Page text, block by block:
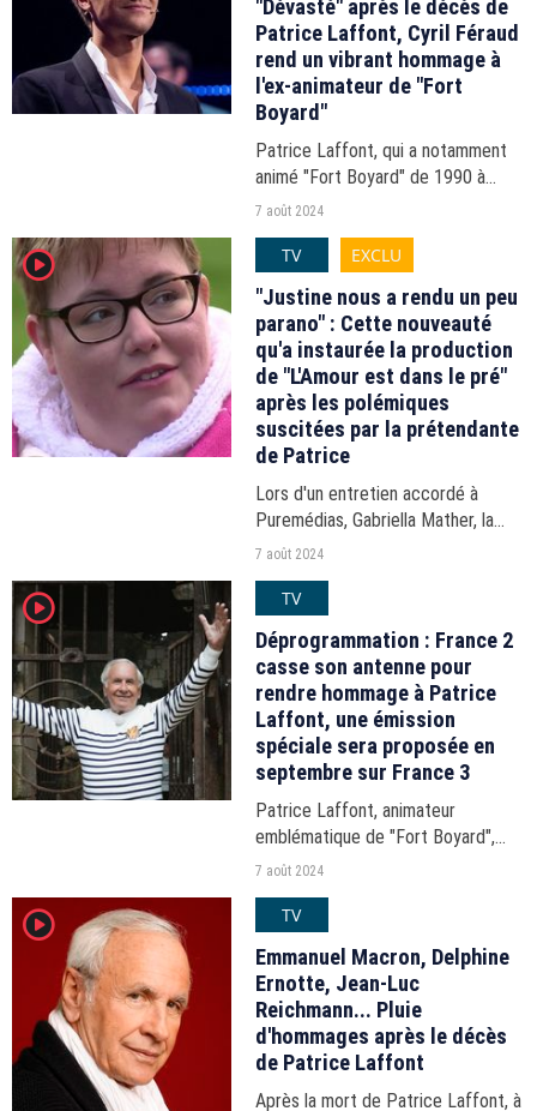
"Dévasté" après le décès de
Patrice Laffont, Cyril Féraud
rend un vibrant hommage à
l'ex-animateur de "Fort
Boyard"
Patrice Laffont, qui a notamment
animé "Fort Boyard" de 1990 à
1999, est mort ce mercredi 7 août.
Féraud a rendu un hommage
touchant à celui qui l'a...
7 août 2024
player2 TV EXCLU
"Justine nous a rendu un peu
parano" : Cette nouveauté
qu'a instaurée la production
de "L'Amour est dans le pré"
après les polémiques
suscitées par la prétendante
de Patrice
Lors d'un entretien accordé à
Puremédias, Gabriella Mather, la
productrice de "L'Amour est dans le
modifications intervenues dans le
processus de casting...
7 août 2024
player2 TV
Déprogrammation : France 2
casse son antenne pour
rendre hommage à Patrice
Laffont, une émission
spéciale sera proposée en
septembre sur France 3
Patrice Laffont, animateur
emblématique de "Fort Boyard",
"Pyramide" et "Des chiffres et des
France Télévisions annonce d'ores
et déjà plusieurs émissions...
7 août 2024
player2 TV
Emmanuel Macron, Delphine
Ernotte, Jean-Luc
Reichmann... Pluie
d'hommages après le décès
de Patrice Laffont
Après la mort de Patrice Laffont, à